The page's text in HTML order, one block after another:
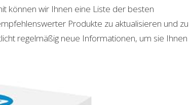
können wir Ihnen eine Liste der besten
Produkte zu aktualisieren und zu
regelmäßig neue Informationen, um sie Ihnen